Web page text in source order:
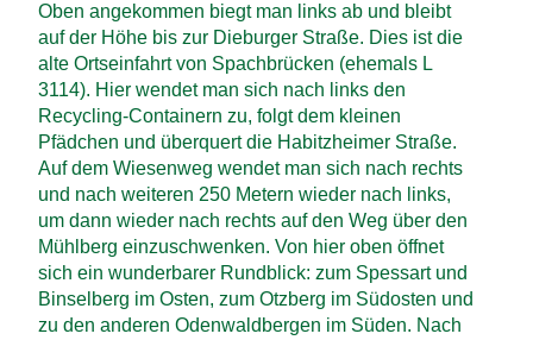
Oben angekommen biegt man links ab und bleibt
auf der Höhe bis zur Dieburger Straße. Dies ist die
alte Ortseinfahrt von Spachbrücken (ehemals L
3114). Hier wendet man sich nach links den
Recycling-Containern zu, folgt dem kleinen
Pfädchen und überquert die Habitz­heimer Straße.
Auf dem Wiesen­weg wendet man sich nach rechts
und nach weiteren 250 Metern wieder nach links,
um dann wieder nach rechts auf den Weg über den
Mühlberg einzuschwenken. Von hier oben öffnet
sich ein wunderbarer Rundblick: zum Spessart und
Binsel­berg im Osten, zum Otzberg im Südosten und
zu den anderen Odenwald­bergen im Süden. Nach